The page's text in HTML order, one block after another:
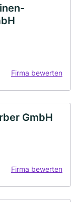
Firma bewerten
GmbH
Firma bewerten